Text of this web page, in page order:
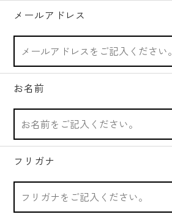
メールアドレス
お名前
フリガナ